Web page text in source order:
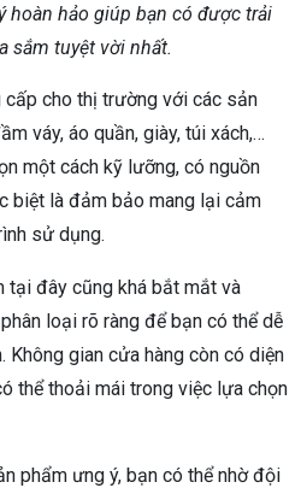
hoàn hảo giúp bạn có được trải
sắm tuyệt vời nhất.
cấp cho thị trường với các sản
váy, áo quần, giày, túi xách,…
một cách kỹ lưỡng, có nguồn
biệt là đảm bảo mang lại cảm
sử dụng.
tại đây cũng khá bắt mắt và
loại rõ ràng để bạn có thể dễ
Không gian cửa hàng còn có diện
thể thoải mái trong việc lựa chọn
phẩm ưng ý, bạn có thể nhờ đội